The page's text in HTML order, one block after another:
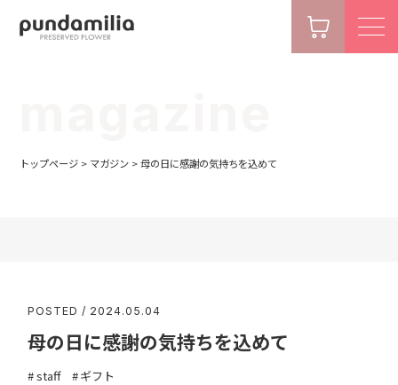
トップページ > マガジン >母の日に感謝の気持ちを込めて
POSTED / 2024.05.04
母の日に感謝の気持ちを込めて
staff ギフト